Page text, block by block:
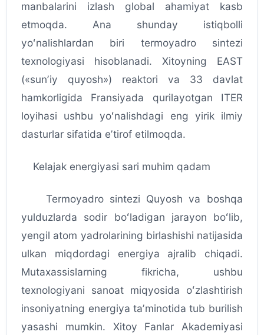
manbalarini izlash global ahamiyat kasb
etmoqda. Ana shunday istiqbolli
yoʻnalishlardan biri termoyadro sintezi
texnologiyasi hisoblanadi. Xitoyning EAST
(«sunʼiy quyosh») reaktori va 33 davlat
hamkorligida Fransiyada qurilayotgan ITER
loyihasi ushbu yoʻnalishdagi eng yirik ilmiy
dasturlar sifatida eʼtirof etilmoqda.
Kelajak energiyasi sari muhim qadam
Termoyadro sintezi Quyosh va boshqa
yulduzlarda sodir boʻladigan jarayon boʻlib,
yengil atom yadrolarining birlashishi natijasida
ulkan miqdordagi energiya ajralib chiqadi.
Mutaxassislarning fikricha, ushbu
texnologiyani sanoat miqyosida oʻzlashtirish
insoniyatning energiya taʼminotida tub burilish
yasashi mumkin. Xitoy Fanlar Akademiyasi